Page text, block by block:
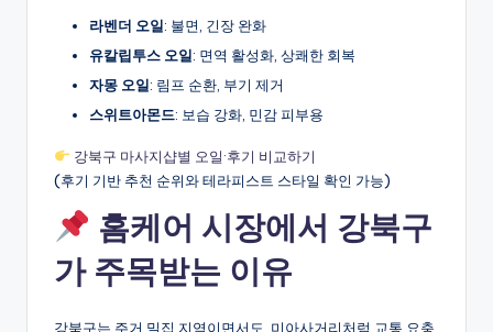
라벤더 오일: 불면, 긴장 완화
유칼립투스 오일: 면역 활성화, 상쾌한 회복
자몽 오일: 림프 순환, 부기 제거
스위트아몬드: 보습 강화, 민감 피부용
강북구 마사지샵별 오일·후기 비교하기
(후기 기반 추천 순위와 테라피스트 스타일 확인 가능)
홈케어 시장에서 강북구
가 주목받는 이유
강북구는 주거 밀집 지역이면서도, 미아사거리처럼 교통 요충